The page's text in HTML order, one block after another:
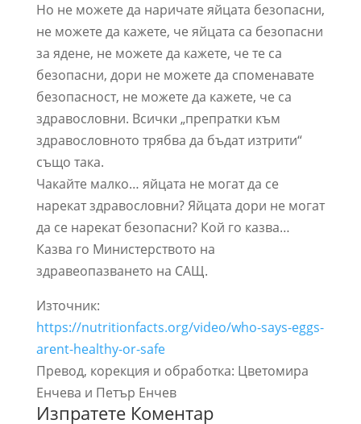
Но не можете да наричате яйцата безопасни,
не можете да кажете, че яйцата са безопасни
за ядене, не можете да кажете, че те са
безопасни, дори не можете да споменавате
безопасност, не можете да кажете, че са
здравословни. Всички „препратки към
здравословното трябва да бъдат изтрити“
също така.
Чакайте малко… яйцата не могат да се
нарекат здравословни? Яйцата дори не могат
да се нарекат безопасни? Кой го казва…
Казва го Министерството на
здравеопазването на САЩ.
Източник:
https://nutritionfacts.org/video/who-says-eggs-
arent-healthy-or-safe
Превод, корекция и обработка: Цветомира
Енчева и Петър Енчев
Изпратете Коментар